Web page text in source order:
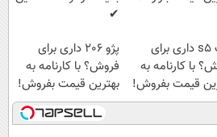
✔
جک s5 داری برای
با کارنامه به
قیمت بفروش!
پژو 206 داری برای
فروش؟ با کارنامه به
بهترین قیمت بفروش!